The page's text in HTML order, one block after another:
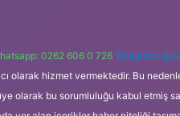
0262 606 0 726 Telegram:
olarak hizmet vermektedir. Bu
olarak bu sorumluluğu kabul etmiş